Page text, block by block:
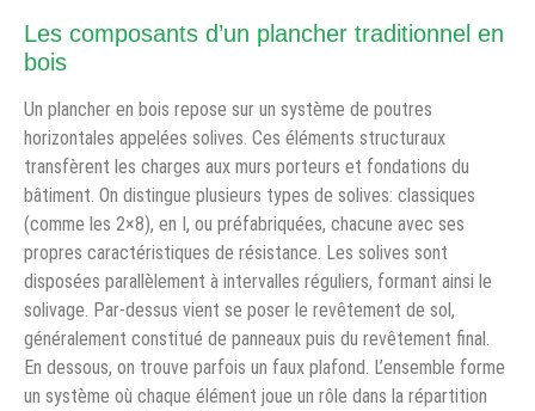
Les composants d’un plancher traditionnel en
bois
Un plancher en bois repose sur un système de poutres
horizontales appelées solives. Ces éléments structuraux
transfèrent les charges aux murs porteurs et fondations du
bâtiment. On distingue plusieurs types de solives: classiques
(comme les 2×8), en I, ou préfabriquées, chacune avec ses
propres caractéristiques de résistance. Les solives sont
disposées parallèlement à intervalles réguliers, formant ainsi le
solivage. Par-dessus vient se poser le revêtement de sol,
généralement constitué de panneaux puis du revêtement final.
En dessous, on trouve parfois un faux plafond. L’ensemble forme
un système où chaque élément joue un rôle dans la répartition